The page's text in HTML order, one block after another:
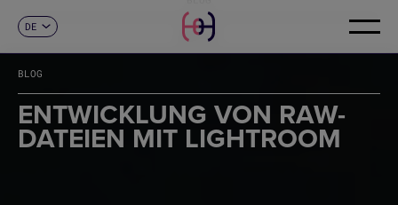
EN
FR
DE
IT
PT
KONTAKT
BLOG
ENTWICKLUNG VON RAW-
DATEIEN MIT LIGHTROOM